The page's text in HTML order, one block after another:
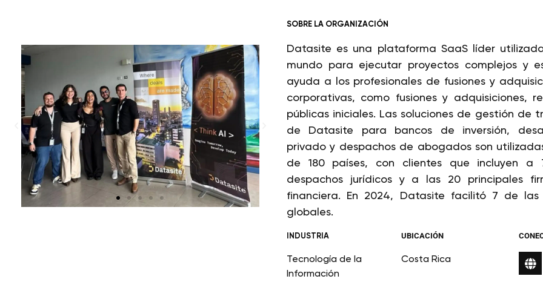
SOBRE LA ORGANIZACIÓN
Datasite es una plataforma SaaS líder
mundo para ejecutar proyectos complejos y
ayuda a los profesionales de fusiones y
corporativas, como fusiones y adquisiciones,
públicas iniciales. Las soluciones de gestión de
de Datasite para bancos de inversión,
privado y despachos de abogados son
de 180 países, con clientes que incluyen a
despachos jurídicos y a las 20 principales
financiera. En 2024, Datasite facilitó 7 de las
globales.
INDUSTRIA
Tecnología de la
Información
UBICACIÓN
Costa Rica